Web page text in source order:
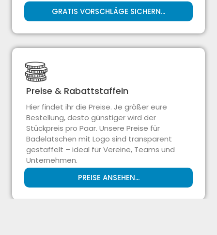
GRATIS VORSCHLÄGE SICHERN...
Preise & Rabattstaffeln
Hier findet ihr die Preise. Je größer eure
Bestellung, desto günstiger wird der
Stückpreis pro Paar. Unsere Preise für
Badelatschen mit Logo sind transparent
gestaffelt – ideal für Vereine, Teams und
Unternehmen.
PREISE ANSEHEN...